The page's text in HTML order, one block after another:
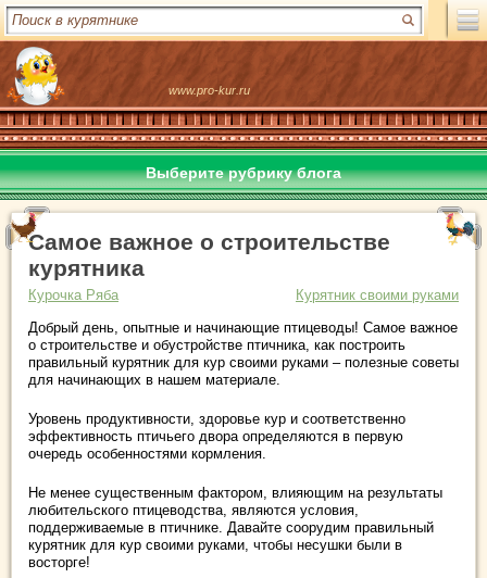
www.pro-kur.ru
Выберите рубрику блога
Самое важное о строительстве
курятника
Курочка Ряба
Курятник своими руками
Добрый день, опытные и начинающие птицеводы! Самое важное
о строительстве и обустройстве птичника, как построить
правильный курятник для кур своими руками – полезные советы
для начинающих в нашем материале.
Уровень продуктивности, здоровье кур и соответственно
эффективность птичьего двора определяются в первую
очередь особенностями кормления.
Не менее существенным фактором, влияющим на результаты
любительского птицеводства, являются условия,
поддерживаемые в птичнике. Давайте соорудим правильный
курятник для кур своими руками, чтобы несушки были в
восторге!